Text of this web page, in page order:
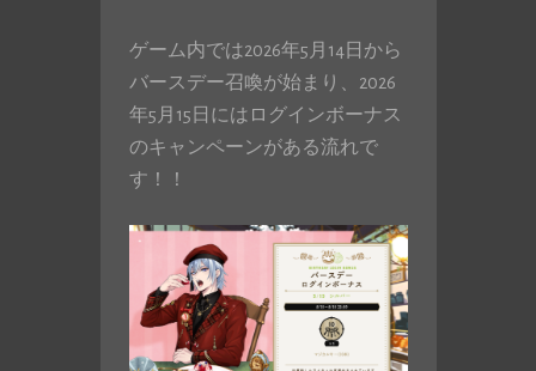
ゲーム内では2026年5月14日から
バースデー召喚が始まり、2026
年5月15日にはログインボーナス
のキャンペーンがある流れで
す！！